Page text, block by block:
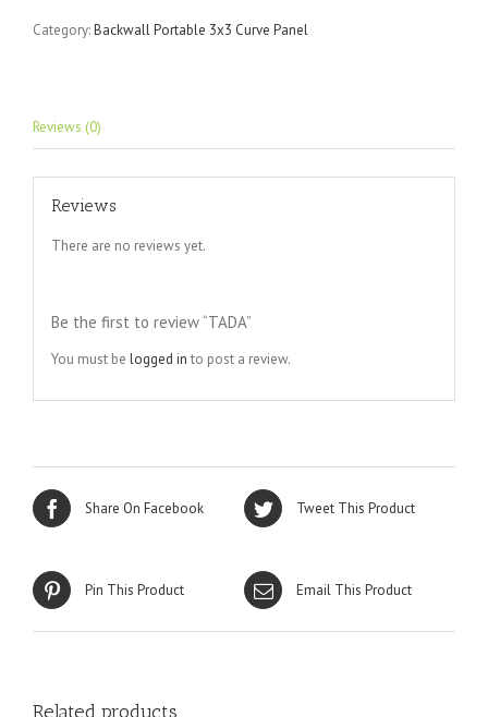
Category:Backwall Portable 3x3 Curve Panel
Reviews (0)
Reviews
There are no reviews yet.
Be the first to review “TADA”
You must be logged in to post a review.
Share On Facebook Tweet This Product
Pin This Product Email This Product
Related products